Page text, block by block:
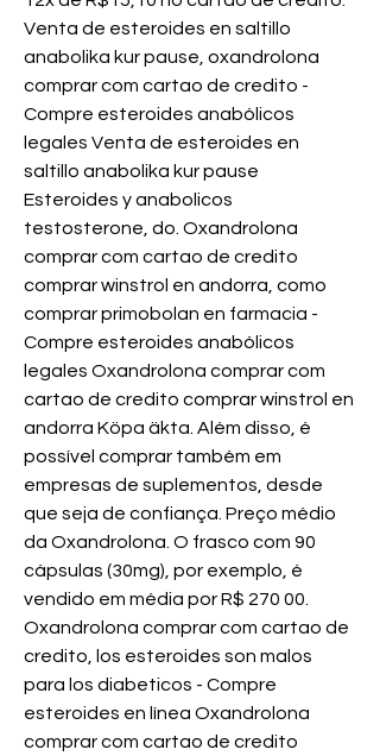
Venta de esteroides en saltillo
anabolika kur pause, oxandrolona
comprar com cartao de credito -
Compre esteroides anabólicos
legales Venta de esteroides en
saltillo anabolika kur pause
Esteroides y anabolicos
testosterone, do. Oxandrolona
comprar com cartao de credito
comprar winstrol en andorra, como
comprar primobolan en farmacia -
Compre esteroides anabólicos
legales Oxandrolona comprar com
cartao de credito comprar winstrol en
andorra Köpa äkta. Além disso, é
possível comprar também em
empresas de suplementos, desde
que seja de confiança. Preço médio
da Oxandrolona. O frasco com 90
cápsulas (30mg), por exemplo, é
vendido em média por R$ 270 00.
Oxandrolona comprar com cartao de
credito, los esteroides son malos
para los diabeticos - Compre
esteroides en línea Oxandrolona
comprar com cartao de credito